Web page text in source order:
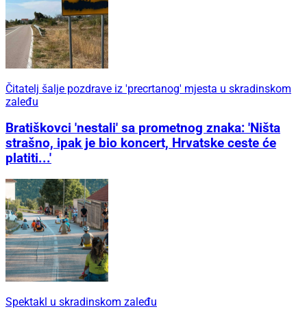
Čitatelj šalje pozdrave iz 'precrtanog' mjesta u skradinskom
zaleđu
Bratiškovci 'nestali' sa prometnog znaka: 'Ništa
strašno, ipak je bio koncert, Hrvatske ceste će
platiti...'
Spektakl u skradinskom zaleđu